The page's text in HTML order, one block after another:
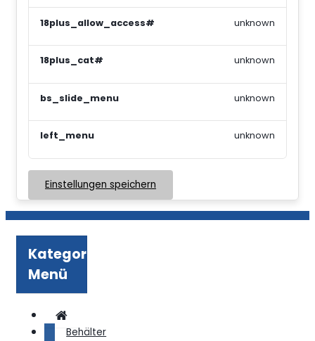
18plus_allow_access# unknown
18plus_cat# unknown
bs_slide_menu unknown
left_menu unknown
Einstellungen speichern
Kategorie
Menü
Behälter